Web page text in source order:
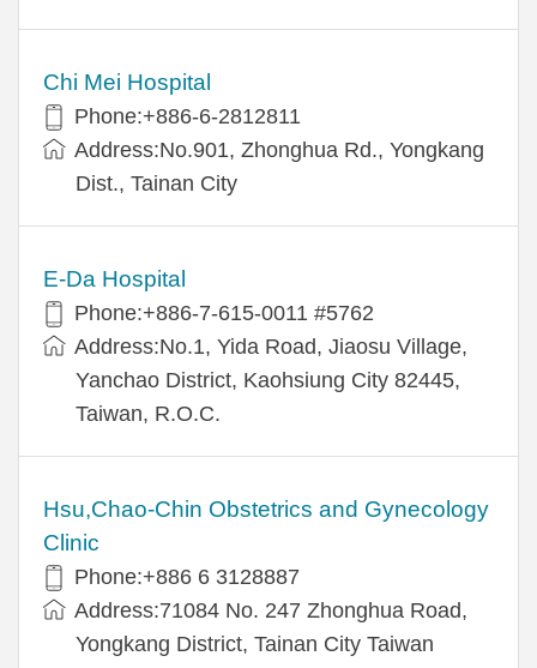
Chi Mei Hospital
Phone:+886-6-2812811
Address:No.901, Zhonghua Rd., Yongkang
Dist., Tainan City
E-Da Hospital
Phone:+886-7-615-0011 #5762
Address:No.1, Yida Road, Jiaosu Village,
Yanchao District, Kaohsiung City 82445,
Taiwan, R.O.C.
Hsu,Chao-Chin Obstetrics and Gynecology
Clinic
Phone:+886 6 3128887
Address:71084 No. 247 Zhonghua Road,
Yongkang District, Tainan City Taiwan